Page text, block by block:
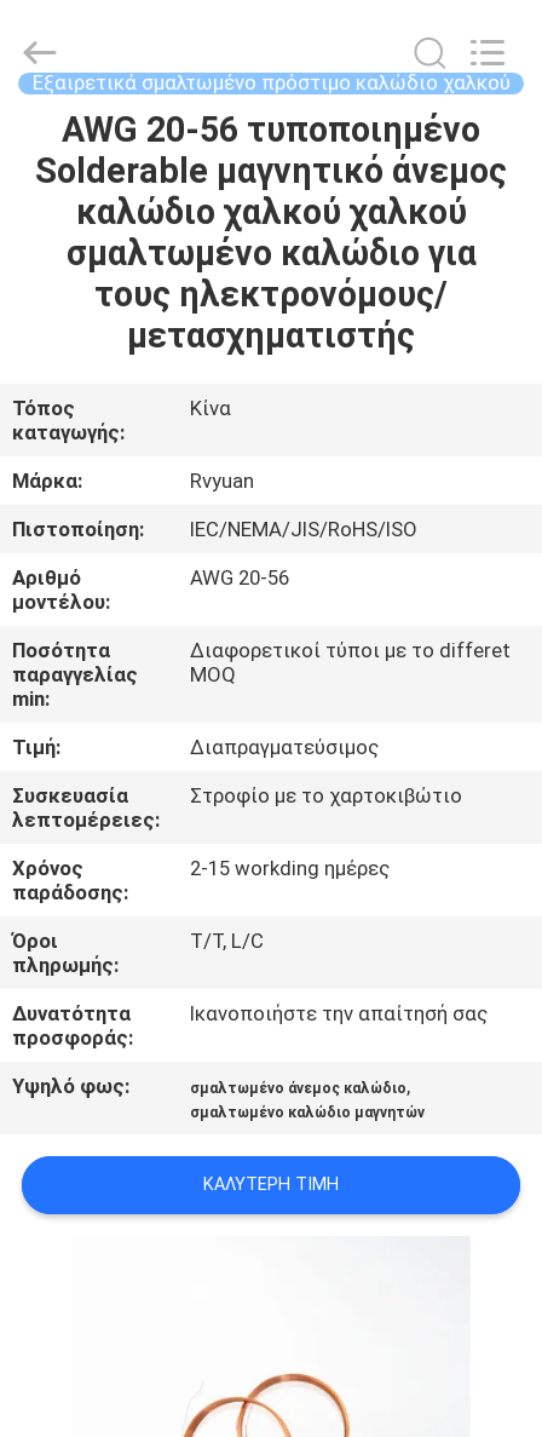
ΣΠΊΤΙ
ΠΡΟΪΌΝΤΑ
ΒΊΝΤΕΟ
ΠΕΡΊΠΟΥ
ΕΜΕΊΣ
ΓΎΡΟΣ
ΕΡΓΟΣΤΑΣΊΩΝ
ΠΟΙΟΤΙΚΌΣ
ΈΛΕΓΧΟΣ
ΜΑΣ
ΕΛΆΤΕ
ΣΕ
ΕΠΑΦΉ
ΜΕ
ΕΙΔΉΣΕΙΣ
ΖΗΤΉΣΤΕ
ΈΝΑ
ΑΠΌΣΠΑΣΜΑ
SITEMAP
Material
Co,.Ltd.
Rights
Εξαιρετικά σμαλτωμένο πρόστιμο καλώδιο χαλκού
AWG 20-56 τυποποιημένο
Solderable μαγνητικό άνεμος
καλώδιο χαλκού χαλκού
σμαλτωμένο καλώδιο για
τους ηλεκτρονόμους/
μετασχηματιστής
Τόπος
καταγωγής:
Κίνα
Μάρκα:
Rvyuan
Πιστοποίηση:
IEC/NEMA/JIS/RoHS/ISO
Αριθμό
μοντέλου:
AWG 20-56
Ποσότητα
παραγγελίας
min:
Διαφορετικοί τύποι με το differet
MOQ
Τιμή:
Διαπραγματεύσιμος
Συσκευασία
λεπτομέρειες:
Στροφίο με το χαρτοκιβώτιο
Χρόνος
παράδοσης:
2-15 workding ημέρες
Όροι
πληρωμής:
T/T, L/C
Δυνατότητα
προσφοράς:
Ικανοποιήστε την απαίτησή σας
Υψηλό φως: σμαλτωμένο άνεμος καλώδιο,
σμαλτωμένο καλώδιο μαγνητών
ΚΑΛΎΤΕΡΗ ΤΙΜΉ